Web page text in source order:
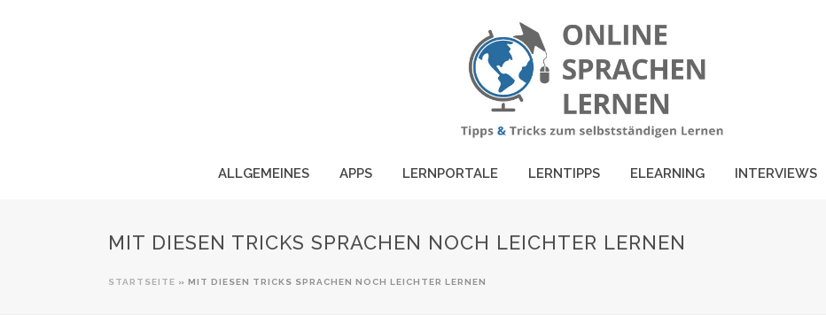
ALLGEMEINES APPS LERNPORTALE LERNTIPPS ELEARNING INTERVIEWS
MIT DIESEN TRICKS SPRACHEN NOCH LEICHTER LERNEN
STARTSEITE » MIT DIESEN TRICKS SPRACHEN NOCH LEICHTER LERNEN